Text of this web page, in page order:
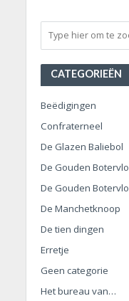
CATEGORIEËN
Beëdigingen
Confraterneel
De Glazen Baliebol
De Gouden
De Gouden
De Manchetknoop
De tien dingen
Erretje
Geen categorie
Het bureau van…